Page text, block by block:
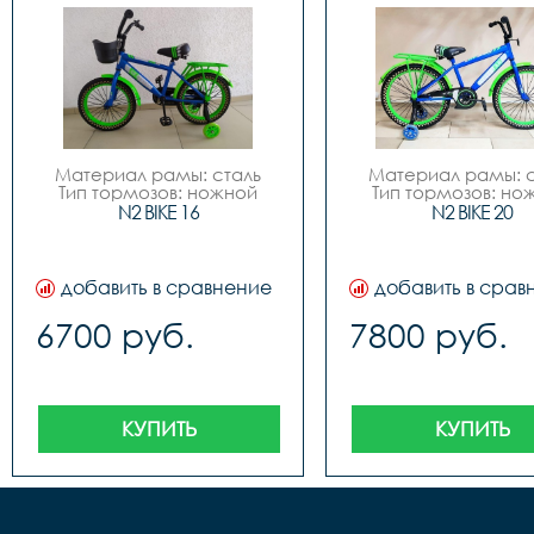
Материал рамы: сталь
Тип тормозов: ножной
Диаметр колес: 16
N2 BIKE 16
добавить в сравнение
6700 руб.
КУПИТЬ
Материал рамы:
Тип тормозов:
Диаметр колес:
N2 BIKE 20
добавить в
7800 руб.
КУПИТЬ